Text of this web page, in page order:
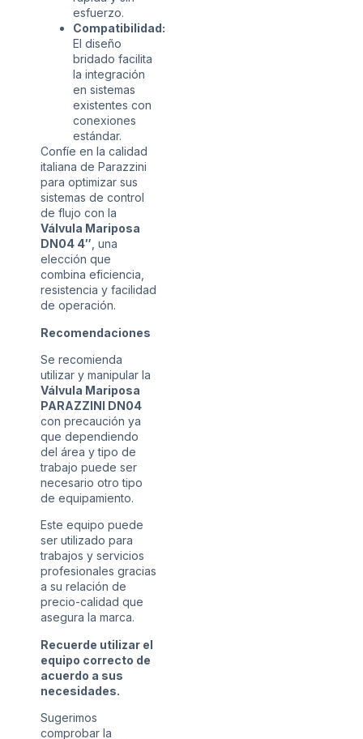
esfuerzo.
Compatibilidad:
El diseño
bridado facilita
la integración
en sistemas
existentes con
conexiones
estándar.
Confíe en la calidad
italiana de Parazzini
para optimizar sus
sistemas de control
de flujo con la
Válvula Mariposa
DN04 4″ , una
elección que
combina eficiencia,
resistencia y facilidad
de operación.
Recomendaciones
Se recomienda
utilizar y manipular la
Válvula Mariposa
PARAZZINI DN04
con precaución ya
que dependiendo
del área y tipo de
trabajo puede ser
necesario otro tipo
de equipamiento.
Este equipo puede
ser utilizado para
trabajos y servicios
profesionales gracias
a su relación de
precio-calidad que
asegura la marca.
Recuerde utilizar el
equipo correcto de
acuerdo a sus
necesidades.
Sugerimos
comprobar la